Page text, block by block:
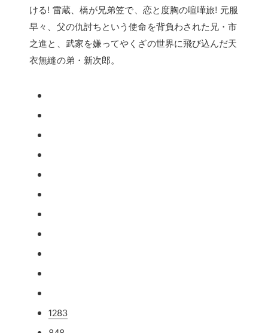
ける! 雷蔵、橋が兄弟笠で、恋と度胸の喧嘩旅! 元服
早々、父の仇討ちという使命を背負わされた兄・市
之進と、武家を嫌ってやくざの世界に飛び込んだ天
衣無縫の弟・新次郎。
1283